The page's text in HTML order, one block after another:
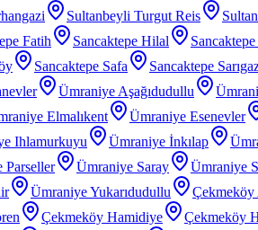
Sultanbeyli Turgut Reis
Fatih Sancaktepe Hilal
Sancaktepe Safa Sancaktepe
Ümraniye Aşağıdudullu
Elmalıkent Ümraniye Esenevler
Ihlamurkuyu Ümraniye İnkılap
Parseller Ümraniye Saray Ümraniye
Ümraniye Yukarıdudullu Çekmeköy
Çekmeköy Hamidiye Çekmeköy